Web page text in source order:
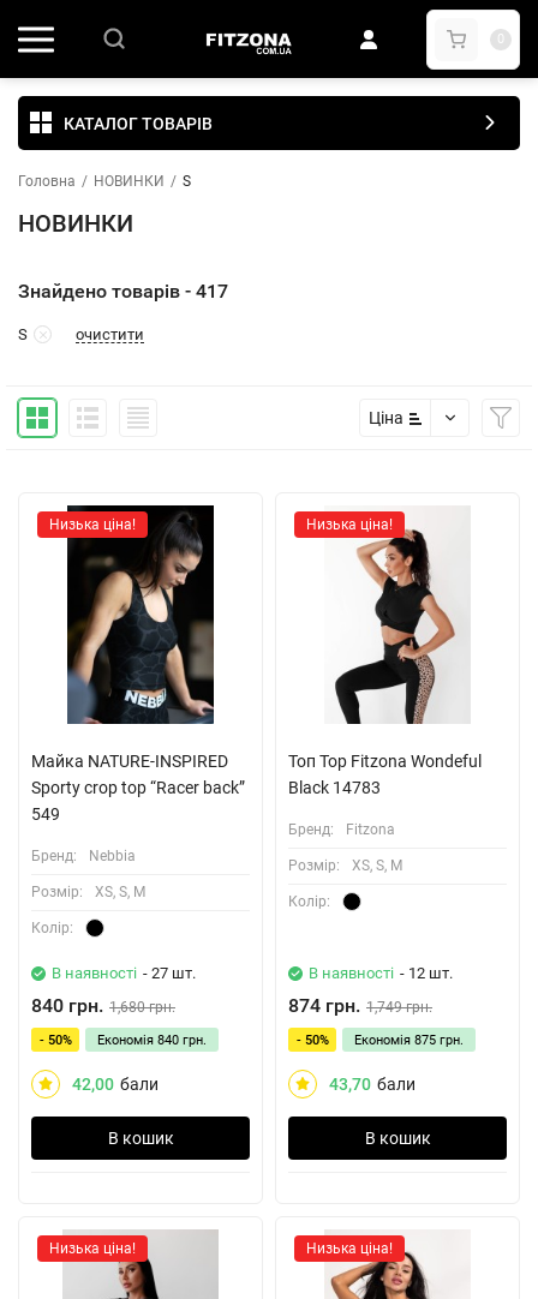
0
КАТАЛОГ ТОВАРІВ
Головна / НОВИНКИ / S
НОВИНКИ
Знайдено товарів - 417
S очистити
Ціна
Низька ціна!
Майка NATURE-INSPIRED
Sporty crop top “Racer back”
549
Бренд: Nebbia
Розмiр: XS, S, M
Колiр:
В наявності - 27 шт.
840 грн. 1,680 грн.
- 50% Економія 840 грн.
42,00 бали
В кошик
Низька ціна!
Топ Top Fitzona Wondeful
Black 14783
Бренд: Fitzona
Розмiр: XS, S, M
Колiр:
В наявності - 12 шт.
874 грн. 1,749 грн.
- 50% Економія 875 грн.
43,70 бали
В кошик
Низька ціна! Низька ціна!